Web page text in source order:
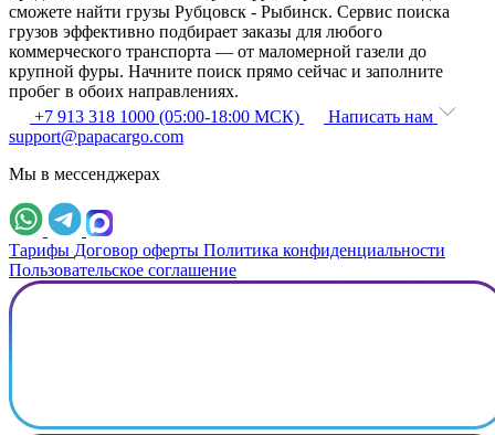
сможете найти грузы Рубцовск - Рыбинск. Сервис поиска
грузов эффективно подбирает заказы для любого
коммерческого транспорта — от маломерной газели до
крупной фуры. Начните поиск прямо сейчас и заполните
пробег в обоих направлениях.
+7 913 318 1000 (05:00-18:00 МСК)
Написать нам
support@papacargo.com
Мы в мессенджерах
Тарифы Договор оферты Политика конфиденциальности
Пользовательское соглашение